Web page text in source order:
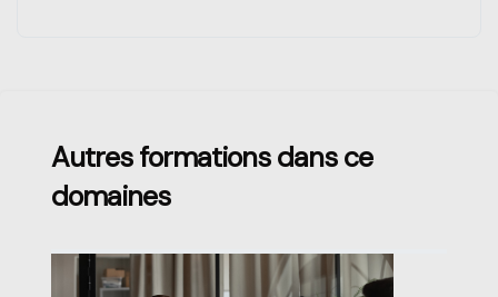
Autres formations dans ce
domaines